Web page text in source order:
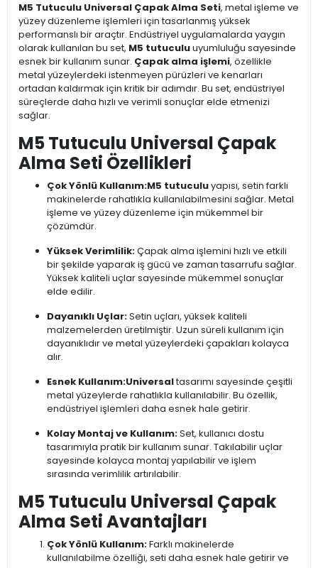
M5 Tutuculu Universal Çapak Alma Seti, metal işleme ve
yüzey düzenleme işlemleri için tasarlanmış yüksek
performanslı bir araçtır. Endüstriyel uygulamalarda yaygın
olarak kullanılan bu set, M5 tutuculuuyumluluğu sayesinde
esnek bir kullanım sunar. Çapak alma işlemi, özellikle
metal yüzeylerdeki istenmeyen pürüzleri ve kenarları
ortadan kaldırmak için kritik bir adımdır. Bu set, endüstriyel
süreçlerde daha hızlı ve verimli sonuçlar elde etmenizi
sağlar.
M5 Tutuculu Universal Çapak
Alma Seti Özellikleri
Çok Yönlü Kullanım:M5 tutuculuyapısı, setin farklı
makinelerde rahatlıkla kullanılabilmesini sağlar. Metal
işleme ve yüzey düzenleme için mükemmel bir
çözümdür.
Yüksek Verimlilik:Çapak alma işlemini hızlı ve etkili
bir şekilde yaparak iş gücü ve zaman tasarrufu sağlar.
Yüksek kaliteli uçlar sayesinde mükemmel sonuçlar
elde edilir.
Dayanıklı Uçlar:Setin uçları, yüksek kaliteli
malzemelerden üretilmiştir. Uzun süreli kullanım için
dayanıklıdır ve metal yüzeylerdeki çapakları kolayca
alır.
Esnek Kullanım:Universaltasarımı sayesinde çeşitli
metal yüzeylerde rahatlıkla kullanılabilir. Bu özellik,
endüstriyel işlemleri daha esnek hale getirir.
Kolay Montaj ve Kullanım:Set, kullanıcı dostu
tasarımıyla pratik bir kullanım sunar. Takılabilir uçlar
sayesinde kolayca montaj yapılabilir ve işlem
sırasında verimlilik artırılabilir.
M5 Tutuculu Universal Çapak
Alma Seti Avantajları
Çok Yönlü Kullanım:Farklı makinelerde
kullanılabilme özelliği, seti daha esnek hale getirir ve